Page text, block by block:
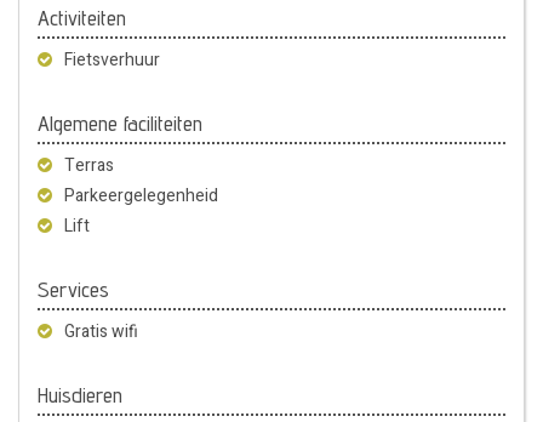
Activiteiten
Fietsverhuur
Algemene faciliteiten
Terras
Parkeergelegenheid
Lift
Services
Gratis wifi
Huisdieren